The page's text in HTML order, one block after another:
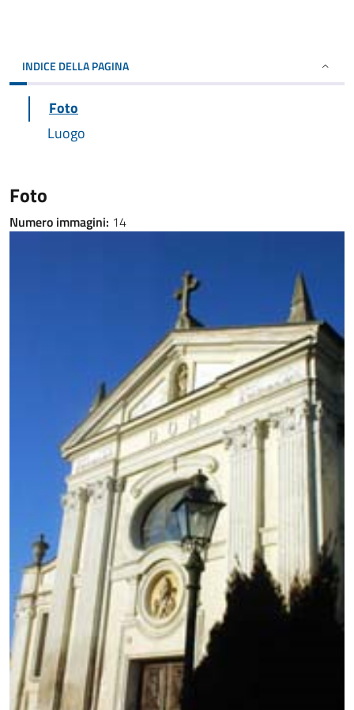
INDICE DELLA PAGINA
Foto
Luogo
Foto
Numero immagini: 14